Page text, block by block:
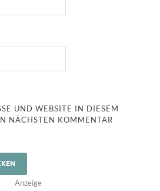
UND WEBSITE IN DIESEM
NÄCHSTEN KOMMENTAR
Anzeige